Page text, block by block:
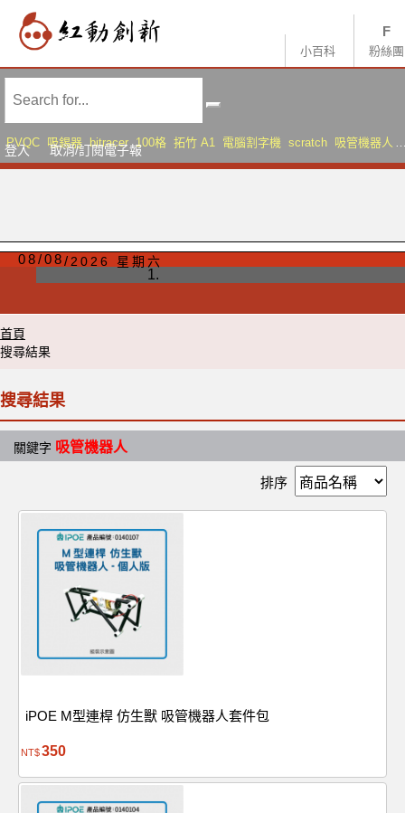
小百科 粉絲團
PVQC 吸錫器 bitracer 100格 拓竹 A1 電腦割字機 scratch 吸管機器人
AMS Lite Sonic Mini 8K S
登入 取消/訂閱電子報
08/08 2026 星期六
首頁
搜尋結果
搜尋結果
關鍵字 吸管機器人
排序
iPOE M型連桿 仿生獸 吸管機器人套件包
NT$350